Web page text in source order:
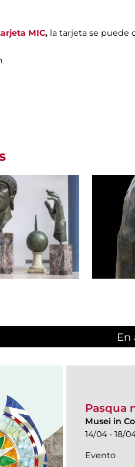
MIC, la tarjeta se puede
En
Pasqua
Musei in
14/04 - 18/
Evento